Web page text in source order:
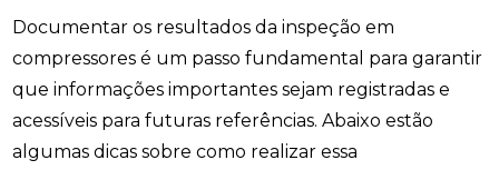
Documentar os resultados da inspeção em
compressores é um passo fundamental para garantir
que informações importantes sejam registradas e
acessíveis para futuras referências. Abaixo estão
algumas dicas sobre como realizar essa